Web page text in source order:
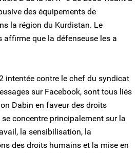
des équipements de
la région du Kurdistan. Le
que la défenseuse les a
intentée contre le chef du syndicat
sur Facebook, sont tous liés
Dabin en faveur des droits
se concentre principalement sur la
la sensibilisation, la
des droits humains et la mise en